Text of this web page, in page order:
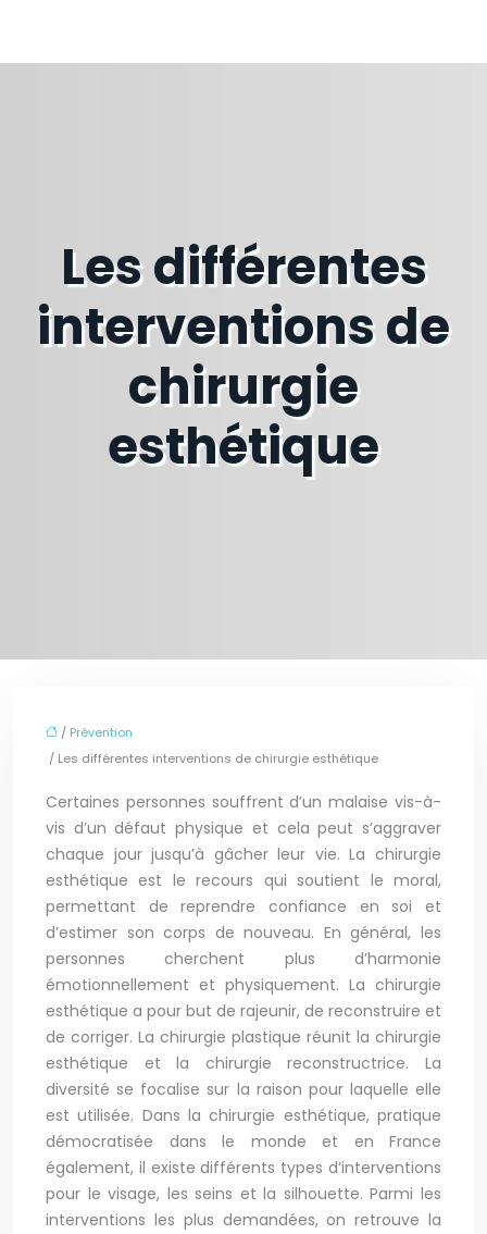
Les différentes
interventions de
chirurgie
esthétique
/ Prévention
/ Les différentes interventions de chirurgie esthétique
Certaines personnes souffrent d’un malaise vis-à-
vis d’un défaut physique et cela peut s’aggraver
chaque jour jusqu’à gâcher leur vie. La chirurgie
esthétique est le recours qui soutient le moral,
permettant de reprendre confiance en soi et
d’estimer son corps de nouveau. En général, les
personnes cherchent plus d’harmonie
émotionnellement et physiquement. La chirurgie
esthétique a pour but de rajeunir, de reconstruire et
de corriger. La chirurgie plastique réunit la chirurgie
esthétique et la chirurgie reconstructrice. La
diversité se focalise sur la raison pour laquelle elle
est utilisée. Dans la chirurgie esthétique, pratique
démocratisée dans le monde et en France
également, il existe différents types d’interventions
pour le visage, les seins et la silhouette. Parmi les
interventions les plus demandées, on retrouve la